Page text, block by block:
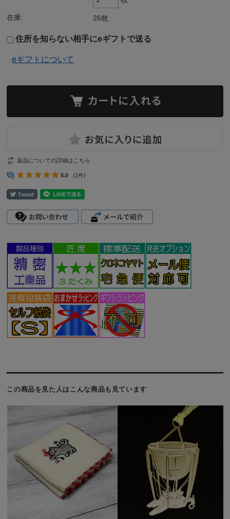
在庫: 26枚
住所を知らない相手にeギフトで送る
eギフトについて
返品についての詳細はこちら
5.0 (1件)
この商品を見た人はこんな商品も見ています